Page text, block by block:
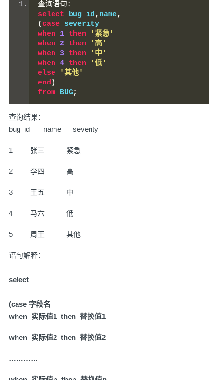
查询语句：
select bug_id, name,
( case severity
when
1 then
'紧急'
when
2 then
'高'
when 3 then
'中'
when 4 then
'低'
else
'其他'
end )
from BUG;
查询结果：
bug_id name severity
1 张三 紧急
2 李四 高
3 王五 中
4 马六 低
5 周王 其他
语句解释：
select
(case 字段名
when 实际值1 then 替换值1
when 实际值2 then 替换值2
…………